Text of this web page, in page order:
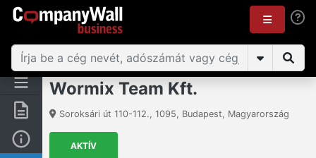
Összegzés
Alap információk
Wormix Team Kft.
Soroksári út 110-112., 1095, Budapest, Magyarország
AKTÍV